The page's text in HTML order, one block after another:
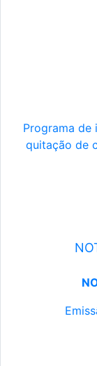
Programa de
quitação de